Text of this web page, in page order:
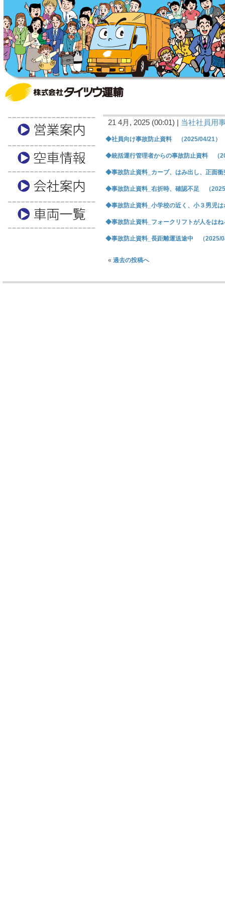
21 4月, 2025 (00:01) | 当社社員用
◆社員向け事故防止資料 （2025/04/21）
◆統括運行管理者からの事故防止資料 （
◆事故防止資料_カーブ、はみ出し、正面
◆事故防止資料_右折時、確認不足 （
◆事故防止資料_小学校の近く、小３男児
◆事故防止資料_フォークリフトが人をは
◆事故防止資料_長距離運送途中 （2025/
« 過去の投稿へ